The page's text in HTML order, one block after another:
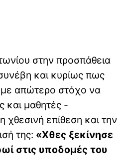
στην προσπάθεια
και κυρίως πως
με απώτερο στόχο να
και μαθητές -
χθεσινή επίθεση και την
της: «Χθες ξεκίνησε
στις υποδομές του